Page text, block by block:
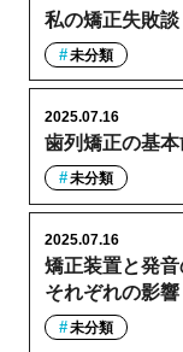
私の矯正失敗
未分類
歯列矯正の基
2025.07.16
未分類
矯正装置と発
それぞれの影響
2025.07.16
未分類